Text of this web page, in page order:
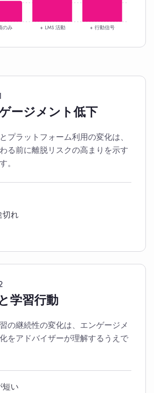
のみ + LMS 活動 + 行動信号
ージメント低下
プラットフォーム利用の変化は、
る前に離脱リスクの高まりを示す
。
切れ
学習行動
の継続性の変化は、エンゲージメ
をアドバイザーが理解するうえで
短い